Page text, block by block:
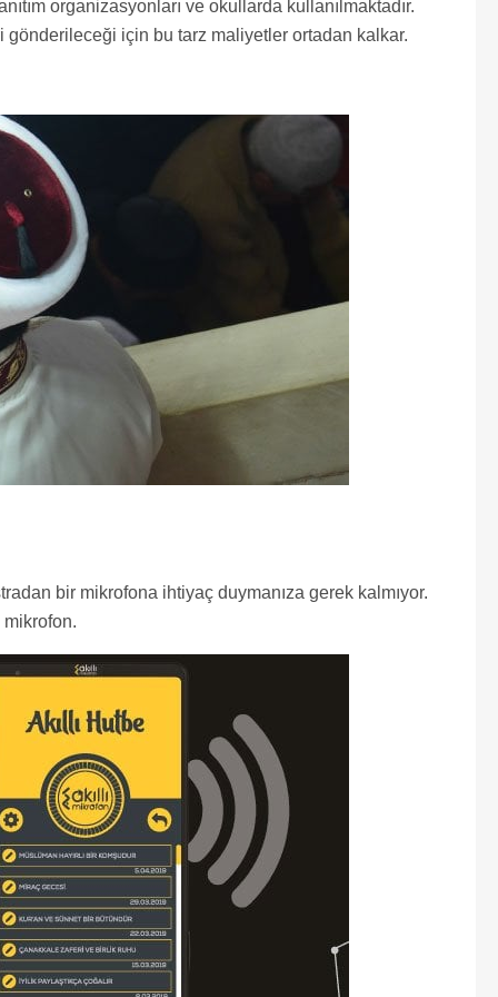
organizasyonları ve okullarda kullanılmaktadır.
gönderileceği için bu tarz maliyetler ortadan kalkar.
bir mikrofona ihtiyaç duymanıza gerek kalmıyor.
mikrofon.